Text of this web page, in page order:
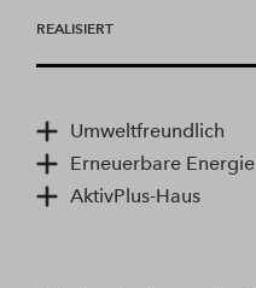
REALISIERT
Umweltfreundlich
Erneuerbare Energie
AktivPlus-Haus